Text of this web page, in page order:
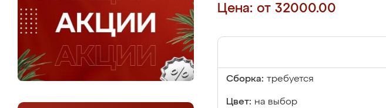
Цена: от 32000.00
Сборка: требуется
Цвет: на выбор